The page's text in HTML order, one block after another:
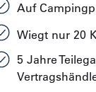
Auf
Wiegt nur 20
5 Jahre